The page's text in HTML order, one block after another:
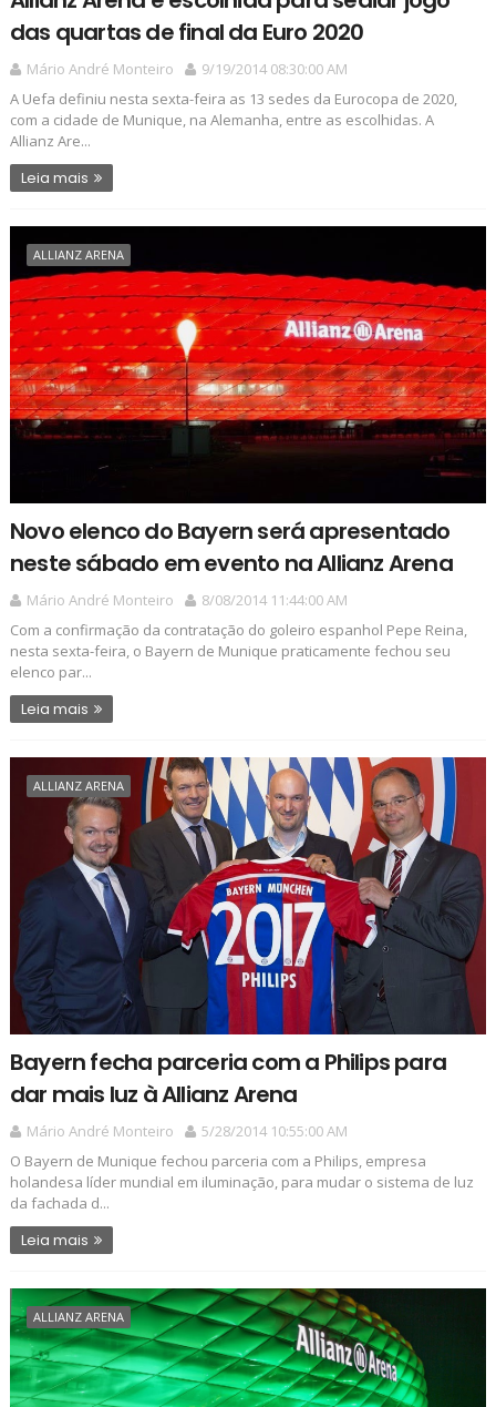
das quartas de final da Euro 2020
Mário André Monteiro
9/19/2014 08:30:00 AM
A Uefa definiu nesta sexta-feira as 13 sedes da Eurocopa de 2020,
com a cidade de Munique, na Alemanha, entre as escolhidas. A
Allianz Are...
Leia mais
ALLIANZ ARENA
Novo elenco do Bayern será apresentado
neste sábado em evento na Allianz Arena
Mário André Monteiro
8/08/2014 11:44:00 AM
Com a confirmação da contratação do goleiro espanhol Pepe Reina,
nesta sexta-feira, o Bayern de Munique praticamente fechou seu
elenco par...
Leia mais
ALLIANZ ARENA
Bayern fecha parceria com a Philips para
dar mais luz à Allianz Arena
Mário André Monteiro
5/28/2014 10:55:00 AM
O Bayern de Munique fechou parceria com a Philips, empresa
holandesa líder mundial em iluminação, para mudar o sistema de luz
da fachada d...
Leia mais
ALLIANZ ARENA